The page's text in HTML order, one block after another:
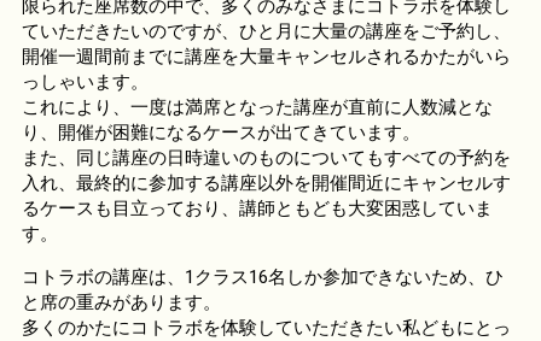
限られた座席数の中で、多くのみなさまにコトラボを体験し
ていただきたいのですが、ひと月に大量の講座をご予約し、
開催一週間前までに講座を大量キャンセルされるかたがいら
っしゃいます。
これにより、一度は満席となった講座が直前に人数減とな
り、開催が困難になるケースが出てきています。
また、同じ講座の日時違いのものについてもすべての予約を
入れ、最終的に参加する講座以外を開催間近にキャンセルす
るケースも目立っており、講師ともども大変困惑していま
す。
コトラボの講座は、1クラス16名しか参加できないため、ひ
と席の重みがあります。
多くのかたにコトラボを体験していただきたい私どもにとっ